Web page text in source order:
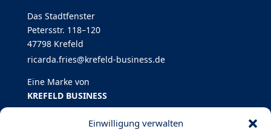
Einwilligung verwalten
Das Stadtfenster
Petersstr. 118–120
47798 Krefeld
ricarda.fries@krefeld-business.de
Eine Marke von
KREFELD BUSINESS
KREFELD BUSINESS